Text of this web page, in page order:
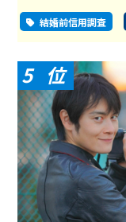
結婚前信用調査
5